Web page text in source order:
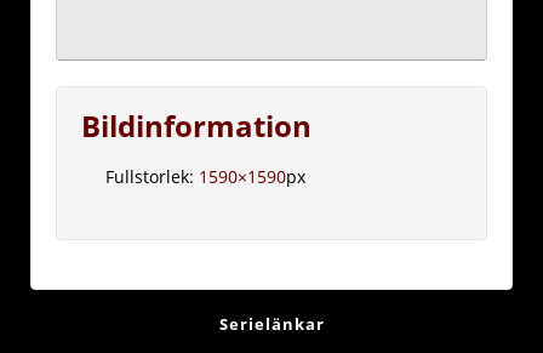
Bildinformation
Fullstorlek: 1590×1590px
Serielänkar